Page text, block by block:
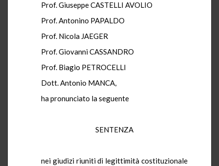
Prof. Giuseppe CASTELLI AVOLIO
Prof. Antonino PAPALDO
Prof. Nicola JAEGER
Prof. Giovanni CASSANDRO
Prof. Biagio PETROCELLI
Dott. Antonio MANCA,
ha pronunciato la seguente
SENTENZA
nei giudizi riuniti di legittimità costituzionale